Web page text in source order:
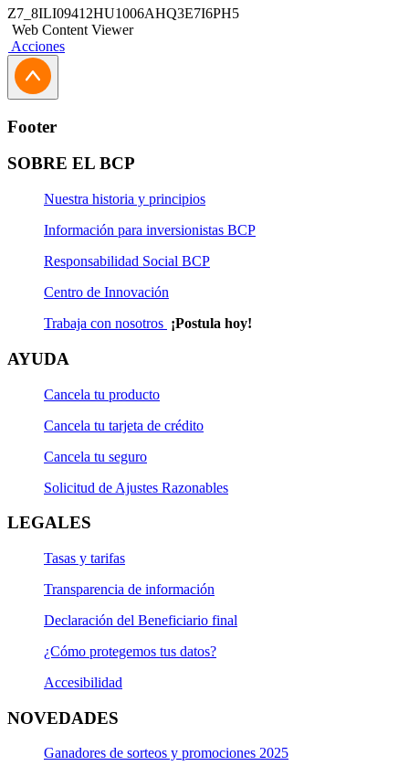
Z7_8ILI09412HU1006AHQ3E7I6PH5
Web Content Viewer
Acciones
Footer
SOBRE EL BCP
Nuestra historia y principios
Información para inversionistas BCP
Responsabilidad Social BCP
Centro de Innovación
Trabaja con nosotros ¡Postula hoy!
AYUDA
Cancela tu producto
Cancela tu tarjeta de crédito
Cancela tu seguro
Solicitud de Ajustes Razonables
LEGALES
Tasas y tarifas
Transparencia de información
Declaración del Beneficiario final
¿Cómo protegemos tus datos?
Accesibilidad
NOVEDADES
Ganadores de sorteos y promociones 2025